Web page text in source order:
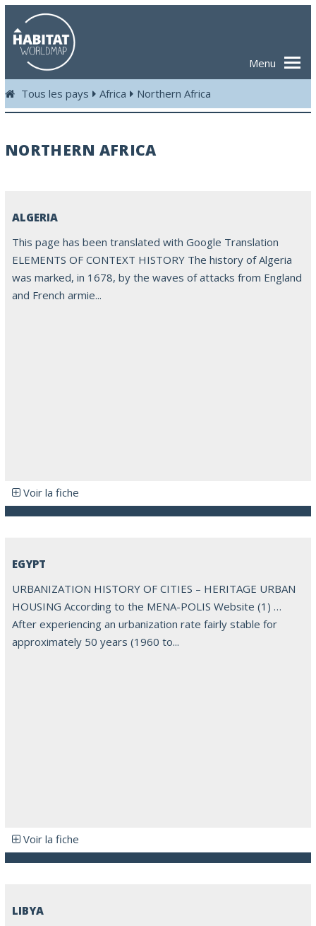
Menu
Tous les pays Africa Northern Africa
NORTHERN AFRICA
ALGERIA
This page has been translated with Google Translation
ELEMENTS OF CONTEXT HISTORY The history of Algeria
was marked, in 1678, by the waves of attacks from England
and French armie...
Voir la fiche
EGYPT
URBANIZATION HISTORY OF CITIES – HERITAGE URBAN
HOUSING According to the MENA-POLIS Website (1) …
After experiencing an urbanization rate fairly stable for
approximately 50 years (1960 to...
Voir la fiche
LIBYA